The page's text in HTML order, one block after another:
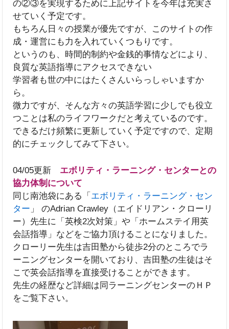
の②③を実現するために上記サイトを今年は充実さ
せていく予定です。
もちろん日々の授業が優先ですが、このサイトの作
成・運営にも力を入れていくつもりです。
というのも、時間的制約や金銭的事情などにより、
良質な英語指導にアクセスできない
学習者も世の中にはたくさんいらっしゃいますか
ら。
微力ですが、そんな方々の英語学習に少しでも役立
つことは私のライフワークだと考えているのです。
できるだけ頻繁に更新していく予定ですので、定期
的にチェックしてみて下さい。
04/05更新 エボリティ・ラーニング・センターとの
協力体制について
同じ南池袋にある「 エボリティ・ラーニング・セン
ター 」 のAdrian Crawley（エイドリアン・クローリ
ー）先生に「英検2次対策」や「ホームステイ用英
会話指導」などをご協力頂けることになりました。
クローリー先生は吉田塾から徒歩2分のところでラ
ーニングセンターを開いており、吉田塾の生徒はそ
こで英会話指導を直接受けることができます。
先生の経歴など詳細は同ラーニングセンターのＨＰ
をご覧下さい。